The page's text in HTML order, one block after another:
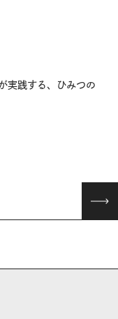
実践する、ひみつの